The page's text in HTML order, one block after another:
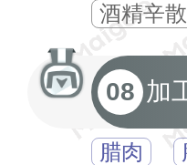
酒精辛
08 加
腊肉